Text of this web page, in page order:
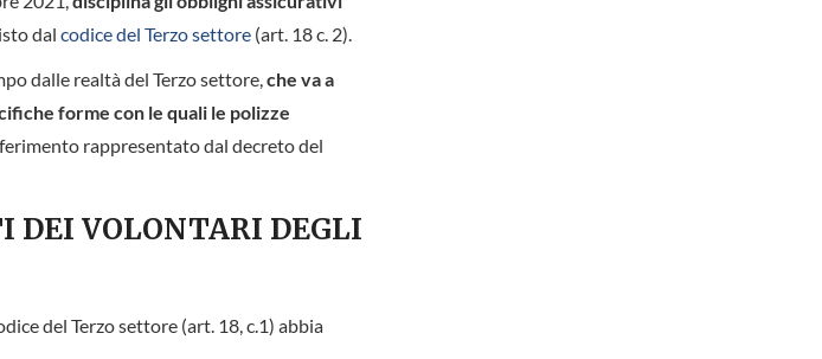
dal codice del Terzo settore (art. 18 c. 2).
dalle realtà del Terzo settore,che va a
forme con le quali le polizze
rappresentato dal decreto del
DEI VOLONTARI DEGLI
del Terzo settore (art. 18, c.1) abbia